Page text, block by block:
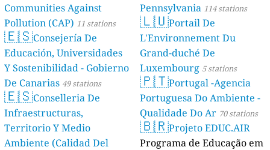
Communities Against
Pollution (CAP) 11 stations
🇪🇸Consejería De
Educación, Universidades
Y Sostenibilidad - Gobierno
De Canarias 49 stations
🇪🇸Conselleria De
Infraestructuras,
Territorio Y Medio
Ambiente (Calidad Del
Pennsylvania 114 stations
🇱🇺Portail De
L'Environnement Du
Grand-duché De
Luxembourg 5 stations
🇵🇹Portugal -Agencia
Portuguesa Do Ambiente -
Qualidade Do Ar 70 stations
🇧🇷Projeto EDUC.AIR
Programa de Educação em